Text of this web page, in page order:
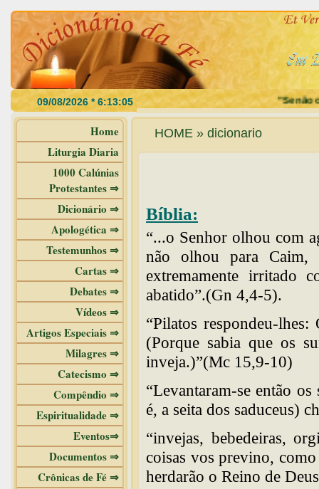
"Se não
Home
Liturgia Diaria
1000 Calúnias
Protestantes ⇒
Dicionário ⇒
Apologética ⇒
Testemunhos ⇒
Cartas ⇒
Debates ⇒
Vídeos ⇒
Artigos Especiais ⇒
Milagres ⇒
Catecismo ⇒
Compêndio ⇒
Espiritualidade ⇒
Eventos⇒
Documentos ⇒
Crônicas de Fé ⇒
HOME » dicionario
Bíblia:
“...o Senhor olhou com
não olhou para
extremamente irritado
abatido”.(Gn 4,4-5).
“Pilatos respondeu-
(Porque sabia que os
inveja.)”(Mc 15,9-10)
“Levantaram-se então
é, a seita dos saduceus)
“invejas, bebedeiras,
coisas vos previno,
herdarão o Reino de